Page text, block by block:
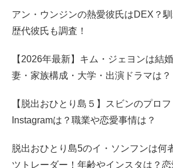
アン・ウンジンの熱愛彼氏はDEX？
歴代彼氏も調査！
【2026年最新】キム・ジェヨンは結
妻・家族構成・大学・出演ドラマは？
【脱出おひとり島５】スビンのプロ
Instagramは？職業や恋愛事情は？
脱出おひとり島5のイ・ソンフンは何
ツトレーダー！年齢やインスタは？恋